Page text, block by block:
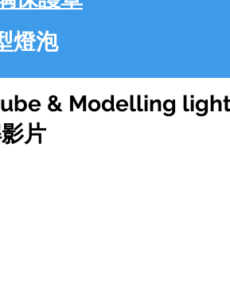
燈泡
& Modelling
片